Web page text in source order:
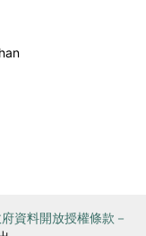
資料開放授權條款－